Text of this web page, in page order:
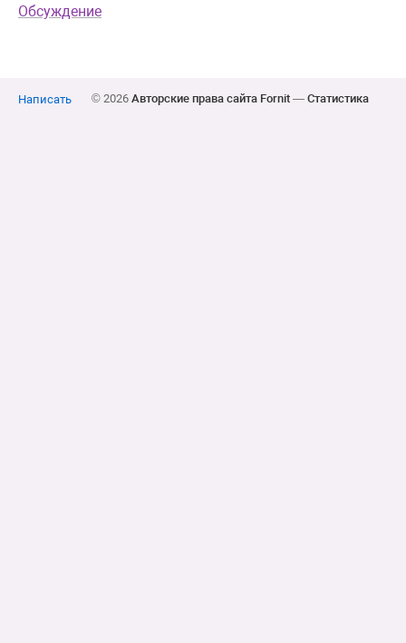
Обсуждение
Написать © 2026 Авторские права сайта Fornit— Статистика